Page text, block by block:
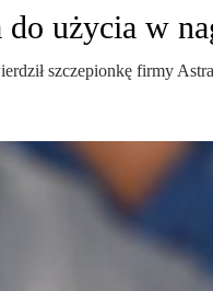
użycia w
szczepionkę firmy